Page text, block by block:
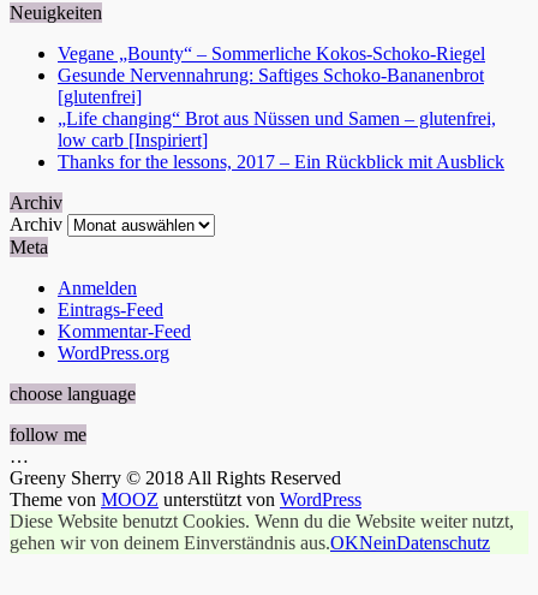
Neuigkeiten
Vegane „Bounty“ – Sommerliche Kokos-Schoko-Riegel
Gesunde Nervennahrung: Saftiges Schoko-Bananenbrot
[glutenfrei]
„Life changing“ Brot aus Nüssen und Samen – glutenfrei,
low carb [Inspiriert]
Thanks for the lessons, 2017 – Ein Rückblick mit Ausblick
Archiv
Archiv
Meta
Anmelden
Eintrags-Feed
Kommentar-Feed
WordPress.org
choose language
follow me
…
Greeny Sherry © 2018 All Rights Reserved
Theme von MOOZ unterstützt von WordPress
Diese Website benutzt Cookies. Wenn du die Website weiter nutzt,
gehen wir von deinem Einverständnis aus.OKNeinDatenschutz